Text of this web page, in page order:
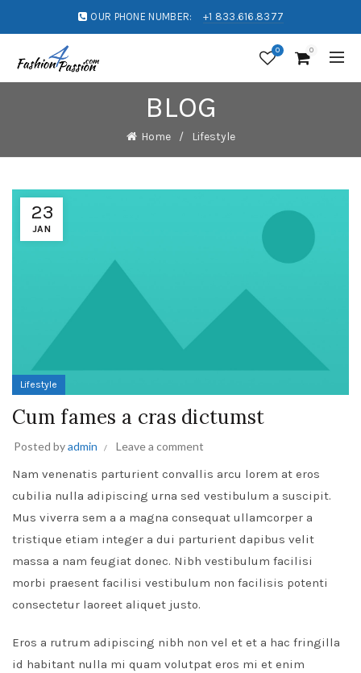
OUR PHONE NUMBER: +1 833.616.8377
0 0
BLOG
Home Lifestyle
23
JAN
Lifestyle
Cum fames a cras dictumst
Posted byadmin Leave a comment
Nam venenatis parturient convallis arcu lorem at eros
cubilia nulla adipiscing urna sed vestibulum a suscipit.
Mus viverra sem a a magna consequat ullamcorper a
tristique etiam integer a dui parturient dapibus velit
massa a nam feugiat donec. Nibh vestibulum facilisi
morbi praesent facilisi vestibulum non facilisis potenti
consectetur laoreet aliquet justo.
Eros a rutrum adipiscing nibh non vel et et a hac fringilla
id habitant nulla mi quam volutpat eros mi et enim